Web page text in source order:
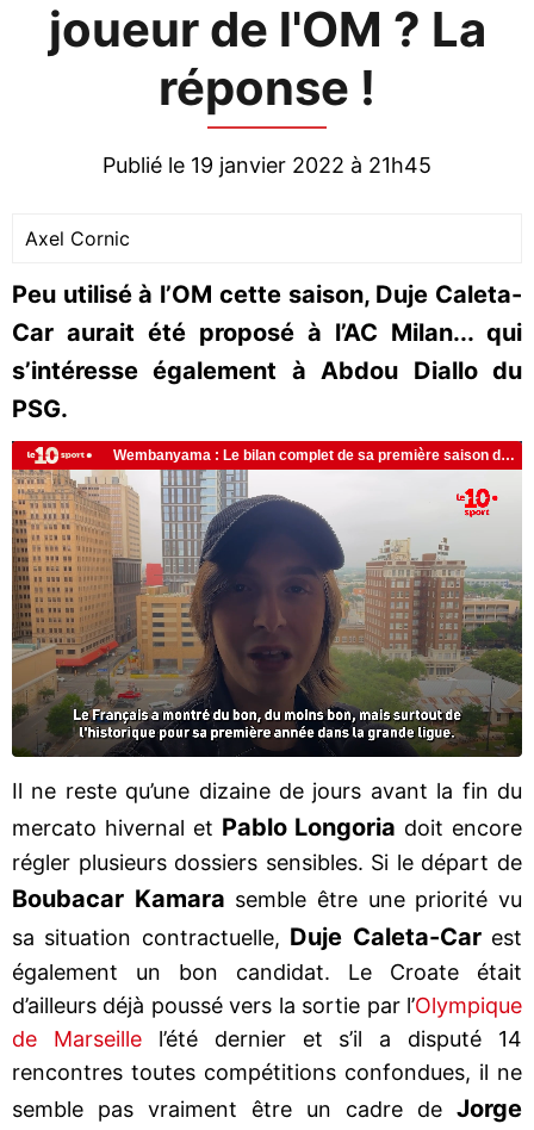
joueur de l'OM ? La
réponse !
Publié le 19 janvier 2022 à 21h45
Axel Cornic
Peu utilisé à l’OM cette saison, Duje Caleta-
Car aurait été proposé à l’AC Milan... qui
s’intéresse également à Abdou Diallo du
PSG.
Il ne reste qu’une dizaine de jours avant la fin du
mercato hivernal et Pablo Longoria doit encore
régler plusieurs dossiers sensibles. Si le départ de
Boubacar Kamara semble être une priorité vu
sa situation contractuelle, Duje Caleta-Carest
également un bon candidat. Le Croate était
d’ailleurs déjà poussé vers la sortie par l’Olympique
de Marseillel’été dernier et s’il a disputé 14
rencontres toutes compétitions confondues, il ne
semble pas vraiment être un cadre de Jorge